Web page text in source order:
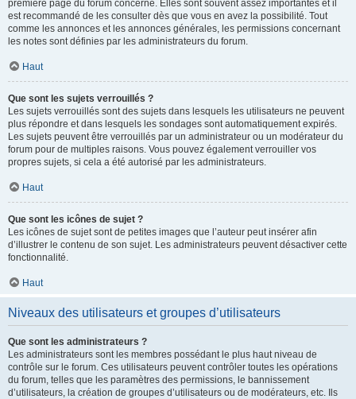
première page du forum concerné. Elles sont souvent assez importantes et il
est recommandé de les consulter dès que vous en avez la possibilité. Tout
comme les annonces et les annonces générales, les permissions concernant
les notes sont définies par les administrateurs du forum.
Haut
Que sont les sujets verrouillés ?
Les sujets verrouillés sont des sujets dans lesquels les utilisateurs ne peuvent
plus répondre et dans lesquels les sondages sont automatiquement expirés.
Les sujets peuvent être verrouillés par un administrateur ou un modérateur du
forum pour de multiples raisons. Vous pouvez également verrouiller vos
propres sujets, si cela a été autorisé par les administrateurs.
Haut
Que sont les icônes de sujet ?
Les icônes de sujet sont de petites images que l’auteur peut insérer afin
d’illustrer le contenu de son sujet. Les administrateurs peuvent désactiver cette
fonctionnalité.
Haut
Niveaux des utilisateurs et groupes d’utilisateurs
Que sont les administrateurs ?
Les administrateurs sont les membres possédant le plus haut niveau de
contrôle sur le forum. Ces utilisateurs peuvent contrôler toutes les opérations
du forum, telles que les paramètres des permissions, le bannissement
d’utilisateurs, la création de groupes d’utilisateurs ou de modérateurs, etc. Ils